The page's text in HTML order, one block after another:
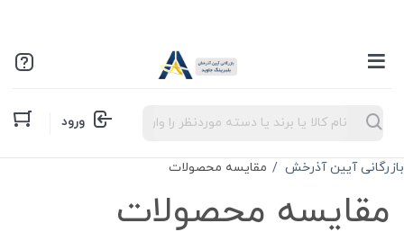
Products
search ورود
بازرگانی آیین آذرخش مقایسه محصولات
مقایسه محصولات